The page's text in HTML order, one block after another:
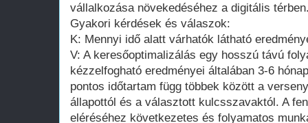
vállalkozása növekedéséhez a digitális
Gyakori kérdések és válaszok:
K: Mennyi idő alatt várhatók látható
V: A keresőoptimalizálás egy hosszú távú
kézzelfogható eredményei általában 3-6
pontos időtartam függ többek között a
állapottól és a választott kulcsszavaktól. A
eléréséhez következetes és folyamatos